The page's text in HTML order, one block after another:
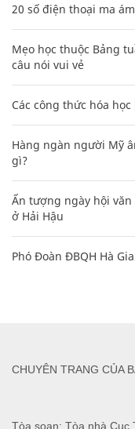
20 số điện thoại ma
Mẹo học thuộc Bảng
câu nói vui vẻ
Các công thức hóa
Hàng ngàn người Mỹ
gì?
Ấn tượng ngày hội
ở Hải Hậu
Phó Đoàn ĐBQH Hà
Tòa soạn: Tòa nhà Cục
CHUYÊN TRANG CỦA